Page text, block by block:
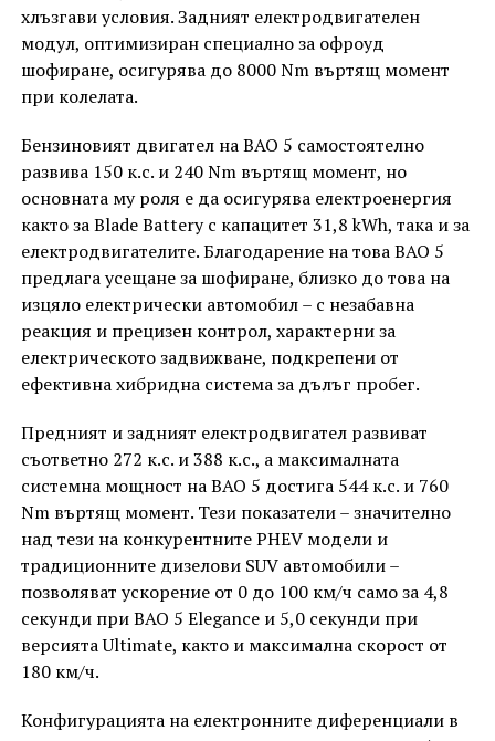
хлъзгави условия. Задният електродвигателен
модул, оптимизиран специално за офроуд
шофиране, осигурява до 8000 Nm въртящ момент
при колелата.
Бензиновият двигател на BAO 5 самостоятелно
развива 150 к.с. и 240 Nm въртящ момент, но
основната му роля е да осигурява електроенергия
както за Blade Battery с капацитет 31,8 kWh, така и за
електродвигателите. Благодарение на това BAO 5
предлага усещане за шофиране, близко до това на
изцяло електрически автомобил – с незабавна
реакция и прецизен контрол, характерни за
електрическото задвижване, подкрепени от
ефективна хибридна система за дълъг пробег.
Предният и задният електродвигател развиват
съответно 272 к.с. и 388 к.с., а максималната
системна мощност на BAO 5 достига 544 к.с. и 760
Nm въртящ момент. Тези показатели – значително
над тези на конкурентните PHEV модели и
традиционните дизелови SUV автомобили –
позволяват ускорение от 0 до 100 км/ч само за 4,8
секунди при BAO 5 Elegance и 5,0 секунди при
версията Ultimate, както и максимална скорост от
180 км/ч.
Конфигурацията на електронните диференциали в